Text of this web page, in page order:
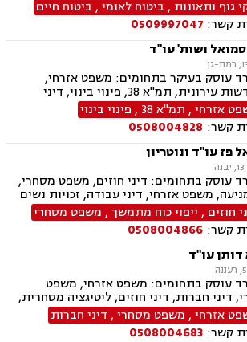
הריון ולידה, דיני ביטוח, דיני עבודה,
רגל, דיני חוזים ומסחר, סדר דין אזרחי
דיני מקרקעין, מגשרים, אבדן כושר עבודה ,
מקצועית, ירושות וצוואות, לשון הרע, משפט
משרד הביטחון, נזקי גוף, תביעות גזזת.
גוף ותאונות , ביטוח לאומי, ביטוח חיים
קשר: 0509997047
סמואל ושות' עו"ד
עוסק בעיקר בתחומים: משפט אזרחי,
התחדשות עירונית, תמ"א 38, פינוי בינוי, דיני
מיסים, גילוי מרצון, דיני תאגידים, הפקעת
תכנון ובניה, דיור מוגן, ירושות וצוואות,
ומנהלי, ליווי עסקי, ליטיגציה, ליקויי בנייה,
מיסוי נדל"ן, מיסוי עירוני, מיסוי פלילי,
נוטריון, דיני התיישנות, זכויות
נדל"ן, סדר דין אזרחי וראיות, עבירות מס
עסקאות מכר דירה, ערבויות ושטרות, פינוי
קבוצות רכישה, רישוי עסקים, עריכת ייפוי
אזרחי , תמ"א 38 , פינוי בינוי
קשר: 0508004828
פז עו"ד ונוטריון
עוסק בתחומים: דיני חוזים, משפט מסחרי,
משפט אזרחי, דיני עבודה, זכויות נשים
תביעות ביטוח ונזקי רכוש, ביטוח סיעודי,
מקרקעין ונדל"ן, תכנון ובניה, דיור מוגן,
בניה, עזקאות מכר דירה, פינוי מושכר, רשות
ישראל, צווי הריסה, דיני משפחה, ידועים
אפוטרופסות, הסכמי ממון, גירושין, חלוקת
מעמד אישי, דיני חברות, הוצאה לפועל,
רישום פלילי, תעבורה, פש"ר, חדלות פירעון,
ירושות וצוואות, נוטריון, נוטריון אנגלית
חוזים , ייפוי כוח מתמשך, משפט מסחרי
קשר: 0508004866
דותן עו"ד
עוסק בתחומים: משפט אזרחי, משפט
דיני חברות, דיני חוזים, ליטיגציה מסחרית,
סכסוך בין בעלי מניות אזרחי , משפט מסחרי, דיני חברות
קשר: 0508004683